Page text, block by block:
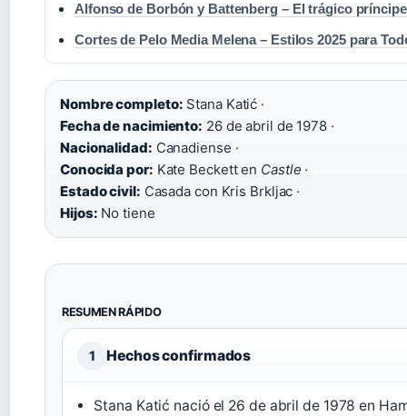
Alfonso de Borbón y Battenberg – El trágico
Cortes de Pelo Media Melena – Estilos 2025 para
Nombre completo: Stana Katić ·
Fecha de nacimiento: 26 de abril de 1978 ·
Nacionalidad: Canadiense ·
Conocida por: Kate Beckett en Castle ·
Estado civil: Casada con Kris Brkljac ·
Hijos: No tiene
RESUMEN RÁPIDO
1 Hechos confirmados
Stana Katić nació el 26 de abril de 1978 en